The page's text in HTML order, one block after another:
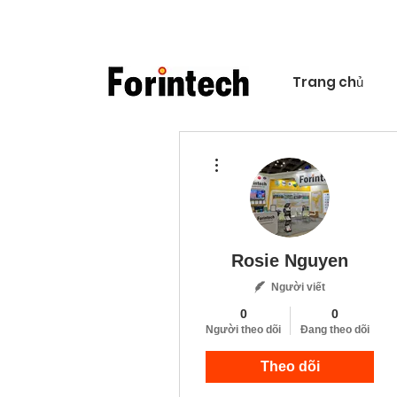
Trang chủ
Rosie Nguyen
Người viết
0
Người theo dõi
0
Đang theo dõi
Theo dõi